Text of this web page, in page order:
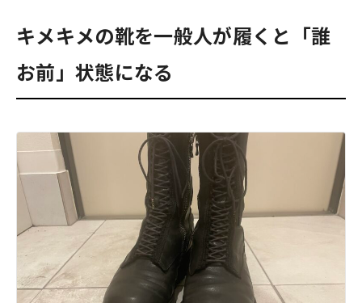
キメキメの靴を一般人が履くと「誰
お前」状態になる